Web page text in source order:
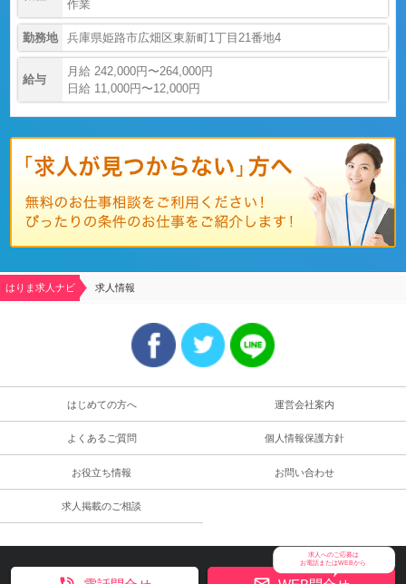
作業
勤務地 兵庫県姫路市広畑区東新町1丁目21番地4
給与
月給 242,000円〜264,000円
日給 11,000円〜12,000円
はりま求人ナビ 求人情報
はじめての方へ 運営会社案内
よくあるご質問 個人情報保護方針
お役立ち情報 お問い合わせ
求人掲載のご相談
求人へのご応募は
お電話またはWEBから